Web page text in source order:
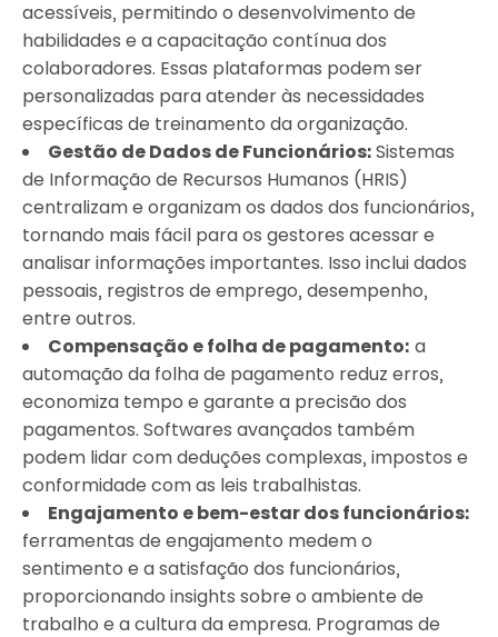
acessíveis, permitindo o desenvolvimento de
habilidades e a capacitação contínua dos
colaboradores. Essas plataformas podem ser
personalizadas para atender às necessidades
específicas de treinamento da organização.
Gestão de Dados de Funcionários:Sistemas
de Informação de Recursos Humanos (HRIS)
centralizam e organizam os dados dos funcionários,
tornando mais fácil para os gestores acessar e
analisar informações importantes. Isso inclui dados
pessoais, registros de emprego, desempenho,
entre outros.
Compensação e folha de pagamento: a
automação da folha de pagamento reduz erros,
economiza tempo e garante a precisão dos
pagamentos. Softwares avançados também
podem lidar com deduções complexas, impostos e
conformidade com as leis trabalhistas.
Engajamento e bem-estar dos funcionários:
ferramentas de engajamento medem o
sentimento e a satisfação dos funcionários,
proporcionando insights sobre o ambiente de
trabalho e a cultura da empresa. Programas de